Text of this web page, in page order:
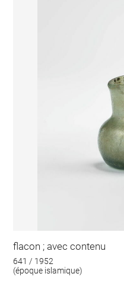
flacon ; avec contenu
641 / 1952
(époque islamique)